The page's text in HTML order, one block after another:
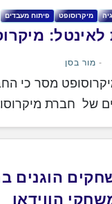
מיקרוסופט פיתוח מעבדים
לאינטל:
מור בסן
מסר כי
של חברת
הוגנים
הווידאו